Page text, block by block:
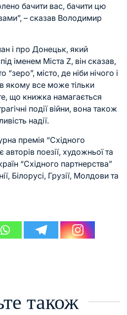
бачити вас, бачити цю
– сказав Володимир
і про Донецьк, який
іменем Міста Z, він сказав,
місто, де ніби нічого і
якому все може тільки
що книжка намагається
події війни, вона також
надії.
премія “Східного
авторів поезії, художньої та
“Східного партнерства”
Білорусі, Грузії, Молдови та
також